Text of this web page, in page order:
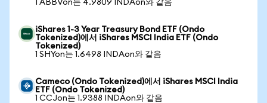
1 ABBVon는 4.9809 INDAon와 같음
iShares 1-3 Year Treasury Bond ETF (Ondo
Tokenized)에서 iShares MSCI India ETF (Ondo
Tokenized)
1 SHYon는 1.6498 INDAon와 같음
Cameco (Ondo Tokenized)에서 iShares MSCI India
ETF (Ondo Tokenized)
1 CCJon는 1.9388 INDAon와 같음